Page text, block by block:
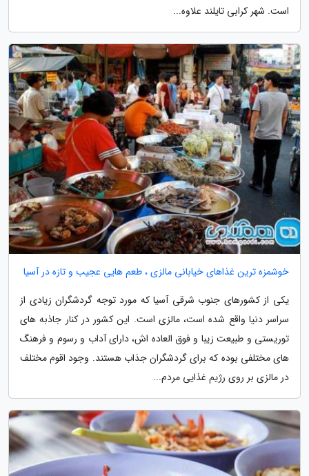
است. شهر کرابی تایلند علاوه...
خوشمزه ترین غذاهای خیابانی مالزی ، طعم هایی عجیب و تازه در آسیا
یکی از کشورهای جنوب شرقی آسیا که مورد توجه گردشگران زیادی از
سراسر دنیا واقع شده است، مالزی است. این کشور در کنار جاذبه های
توریستی و طبیعت زیبا و فوق العاده اش، دارای آداب و رسوم و فرهنگ
های مختلفی بوده که برای گردشگران جذاب هستند. وجود اقوم مختلف
در مالزی بر روی رژیم غذایی مردم...